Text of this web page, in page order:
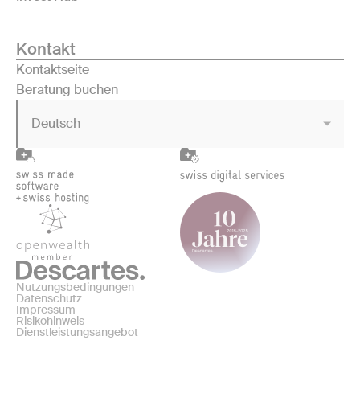
Kontakt
Kontaktseite
Beratung buchen
Deutsch
Nutzungsbedingungen
Datenschutz
Impressum
Risikohinweis
Dienstleistungsangebot